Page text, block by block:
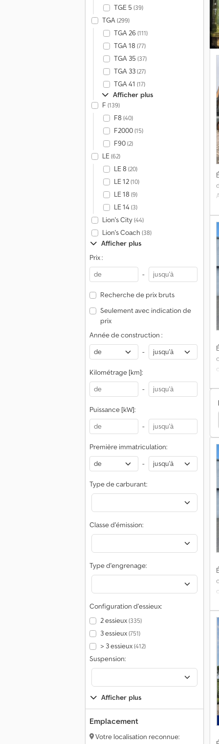
TGE 5 (39)
TGA(299)
TGA 26(111)
TGA 18 (77)
TGA 35 (37)
TGA 33(27)
TGA 41 (17)
Afficher plus
F (139)
F8 (40)
F2000(15)
F90(2)
LE(62)
LE 8 (20)
LE 12(10)
LE 18 (9)
LE 14(3)
Lion's City(44)
Lion's Coach (38)
Afficher plus
Prix :
-
Recherche de prix bruts
Seulement avec indication de
prix
Année de construction :
-
Kilométrage [km]:
-
Puissance [kW]:
-
Première immatriculation:
-
Type de carburant:
Classe d'émission:
Type d'engrenage:
Configuration d'essieux:
2 essieux(335)
3 essieux(751)
> 3 essieux(412)
Suspension:
Afficher plus
Emplacement
Votre localisation reconnue:
Iveco Trakker Poids Lourds Iveco Trakker